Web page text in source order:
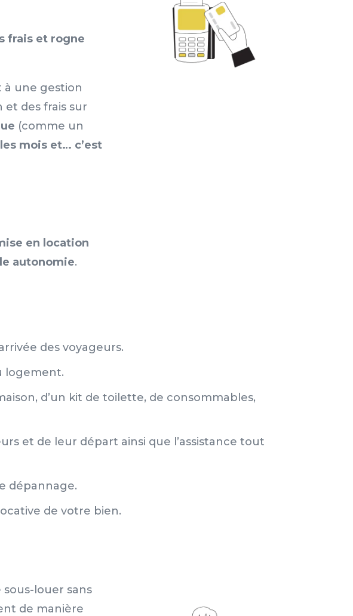
frais et rogne
à une gestion
des frais sur
(comme un
mois et… c’est
en location
autonomie.
des voyageurs.
logement.
d’un kit de toilette, de consommables,
et de leur départ ainsi que l’assistance tout
dépannage.
de votre bien.
louer sans
de manière